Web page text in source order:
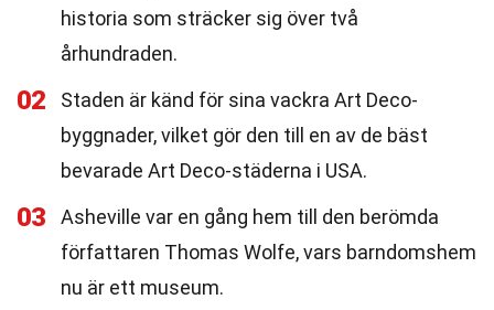
historia som sträcker sig över två
århundraden.
02
Staden är känd för sina vackra Art Deco-
byggnader, vilket gör den till en av de bäst
bevarade Art Deco-städerna i USA.
03
Asheville var en gång hem till den berömda
författaren Thomas Wolfe, vars barndomshem
nu är ett museum.